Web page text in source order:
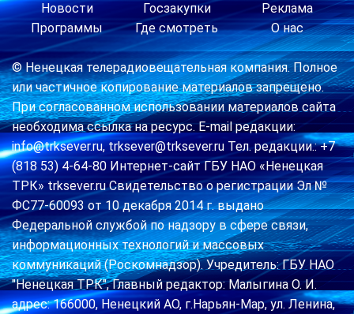
Новости
Программы
Госзакупки
Где смотреть
Реклама
О нас
© Ненецкая телерадиовещательная компания. Полное
или частичное копирование материалов запрещено.
При согласованном использовании материалов сайта
необходима ссылка на ресурс. E-mail редакции:
info@trksever.ru, trksever@trksever.ru Тел. редакции.: +7
(818 53) 4-64-80 Интернет-сайт ГБУ НАО «Ненецкая
ТРК» trksever.ru Свидетельство о регистрации Эл №
ФС77-60093 от 10 декабря 2014 г. выдано
Федеральной службой по надзору в сфере связи,
информационных технологий и массовых
коммуникаций (Роскомнадзор). Учредитель: ГБУ НАО
"Ненецкая ТРК", Главный редактор: Малыгина О. И.
адрес: 166000, Ненецкий АО, г.Нарьян-Мар, ул. Ленина,